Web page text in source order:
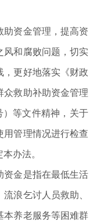
资金管理，提高资
风和腐败问题，切实
，更好地落实《财政
众救助补助资金管理
等文件精神，关于
用管理情况进行检查
办法。
金是指在最低生活
浪乞讨人员救助、
本养老服务等困难群